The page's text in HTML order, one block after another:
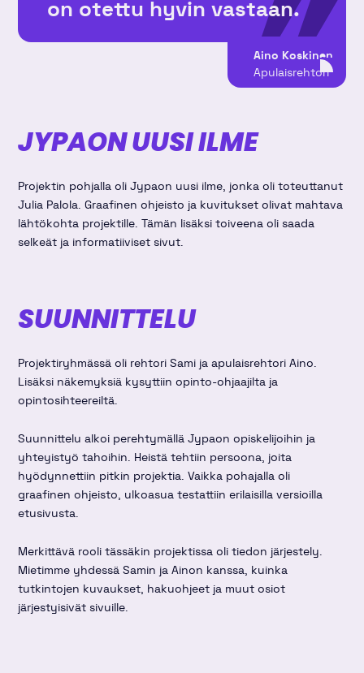
on otettu hyvin vastaan.
Aino Koskinen
Apulaisrehtori
JYPAON UUSI ILME
Projektin pohjalla oli Jypaon uusi ilme, jonka oli toteuttanut
Julia Palola. Graafinen ohjeisto ja kuvitukset olivat mahtava
lähtökohta projektille. Tämän lisäksi toiveena oli saada
selkeät ja informatiiviset sivut.
SUUNNITTELU
Projektiryhmässä oli rehtori Sami ja apulaisrehtori Aino.
Lisäksi näkemyksiä kysyttiin opinto-ohjaajilta ja
opintosihteereiltä.
Suunnittelu alkoi perehtymällä Jypaon opiskelijoihin ja
yhteyistyö tahoihin. Heistä tehtiin persoona, joita
hyödynnettiin pitkin projektia. Vaikka pohajalla oli
graafinen ohjeisto, ulkoasua testattiin erilaisilla versioilla
etusivusta.
Merkittävä rooli tässäkin projektissa oli tiedon järjestely.
Mietimme yhdessä Samin ja Ainon kanssa, kuinka
tutkintojen kuvaukset, hakuohjeet ja muut osiot
järjestyisivät sivuille.